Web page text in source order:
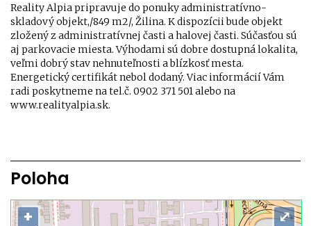
Reality Alpia pripravuje do ponuky administratívno-
skladový objekt,/849 m2/, Žilina. K dispozícii bude objekt
zložený z administratívnej časti a halovej časti. Súčasťou sú
aj parkovacie miesta. Výhodami sú dobre dostupná lokalita,
veľmi dobrý stav nehnuteľnosti a blízkosť mesta.
Energetický certifikát nebol dodaný. Viac informácií Vám
radi poskytneme na tel.č. 0902 371 501 alebo na
www.realityalpia.sk.
Poloha
+
⤢